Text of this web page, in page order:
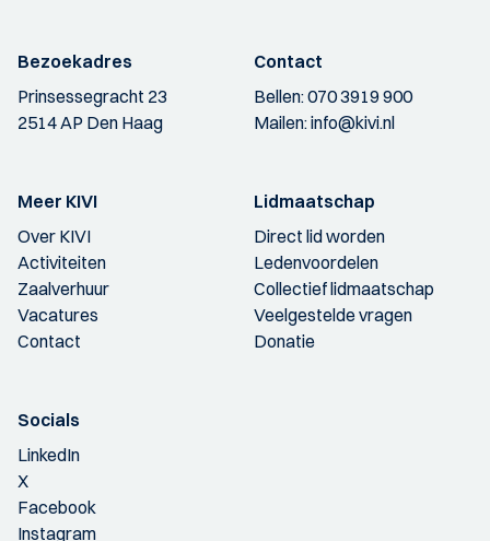
Bezoekadres
Prinsessegracht 23
2514 AP Den Haag
Contact
Bellen:070 3919 900
Mailen:info@kivi.nl
Meer KIVI
Over KIVI
Activiteiten
Zaalverhuur
Vacatures
Contact
Lidmaatschap
Direct lid worden
Ledenvoordelen
Collectief lidmaatschap
Veelgestelde vragen
Donatie
Socials
LinkedIn
X
Facebook
Instagram